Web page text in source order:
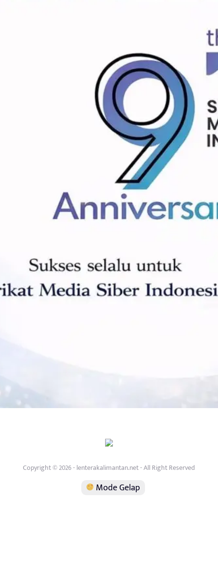
Copyright © 2026 - lenterakalimantan.net - All Right Reserved
Mode Gelap